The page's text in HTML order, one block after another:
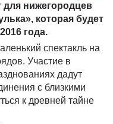
для нижегородцев
которая будет
года.
спектакль на
Участие в
дадут
с близкими
к древней тайне